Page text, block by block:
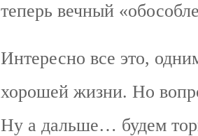
теперь вечный
Интересно все это,
хорошей жизни. Но
Ну а дальше… будем